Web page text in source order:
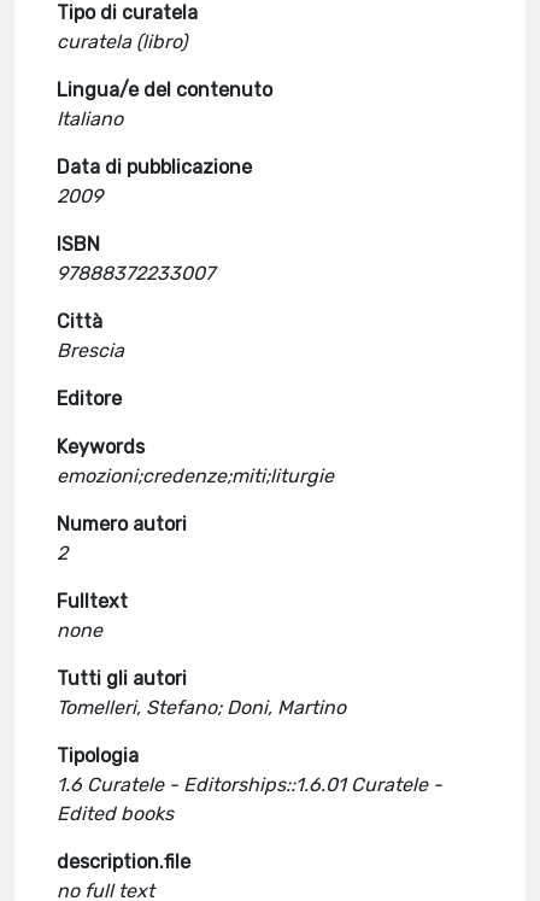
Tipo di curatela
curatela (libro)
Lingua/e del contenuto
Italiano
Data di pubblicazione
2009
ISBN
97888372233007
Città
Brescia
Editore
Keywords
emozioni;credenze;miti;liturgie
Numero autori
2
Fulltext
none
Tutti gli autori
Tomelleri, Stefano; Doni, Martino
Tipologia
1.6 Curatele - Editorships::1.6.01 Curatele -
Edited books
description.file
no full text